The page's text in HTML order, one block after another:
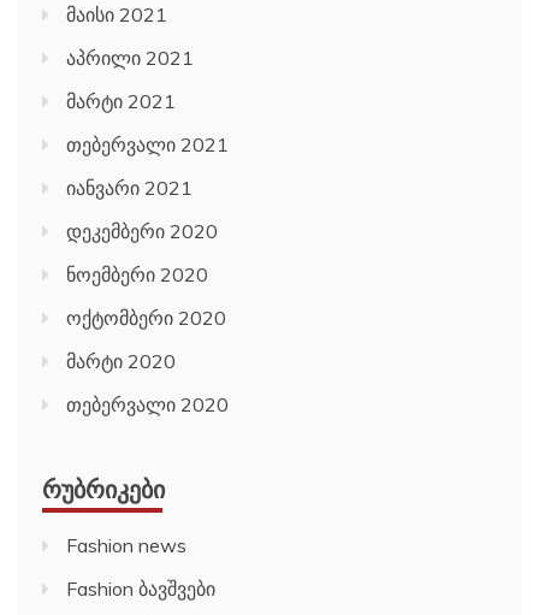
მაისი 2021
აპრილი 2021
მარტი 2021
თებერვალი 2021
იანვარი 2021
დეკემბერი 2020
ნოემბერი 2020
ოქტომბერი 2020
მარტი 2020
თებერვალი 2020
ᲠᲣᲑᲠᲘᲙᲔᲑᲘ
Fashion news
Fashion ბავშვები